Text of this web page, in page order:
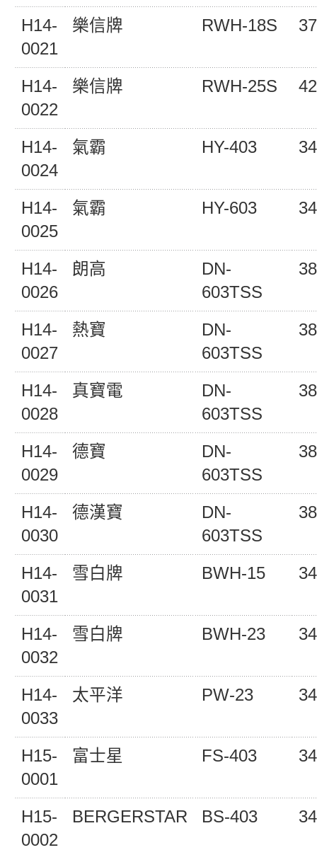
H14-
0021
樂信牌 RWH-18S 37
H14-
0022
樂信牌 RWH-25S 42
H14-
0024
氣霸 HY-403 34
H14-
0025
氣霸 HY-603 34
H14-
0026
朗高
DN-
603TSS
38
H14-
0027
熱寶
DN-
603TSS
38
H14-
0028
真寶電
DN-
603TSS
38
H14-
0029
德寶
DN-
603TSS
38
H14-
0030
德漢寶
DN-
603TSS
38
H14-
0031
雪白牌 BWH-15 34
H14-
0032
雪白牌 BWH-23 34
H14-
0033
太平洋 PW-23 34
H15-
0001
富士星 FS-403 34
H15-
0002
BERGERSTAR BS-403 34